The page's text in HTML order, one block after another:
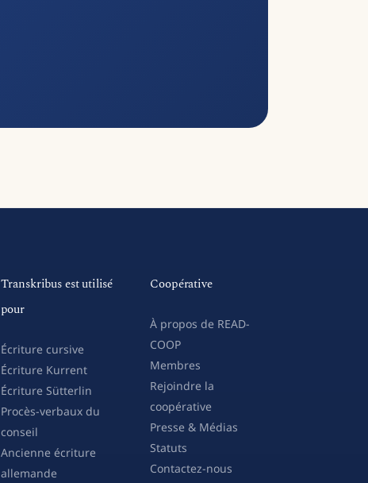
Transkribus est utilisé
pour
Écriture cursive
Écriture Kurrent
Écriture Sütterlin
Procès-verbaux du
conseil
Ancienne écriture
allemande
Coopérative
À propos de READ-
COOP
Membres
Rejoindre la
coopérative
Presse & Médias
Statuts
Contactez-nous